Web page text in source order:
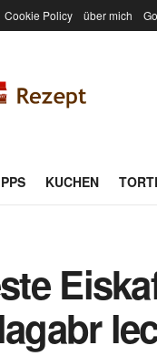
Cookie Policy über mich
KUCHEN